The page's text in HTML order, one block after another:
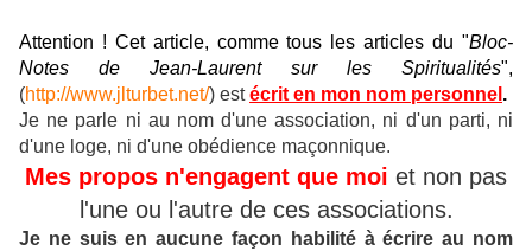
Attention ! Cet article, comme tous les articles du "Bloc-
Notes de Jean-Laurent sur les Spiritualités",
(http://www.jlturbet.net/) estécrit en mon nom personnel .
Je ne parle ni au nom d'une association, ni d'un parti, ni
d'une loge, ni d'une obédience maçonnique.
Mes propos n'engagent que moi et non pas
l'une ou l'autre de ces associations.
Je ne suis en aucune façon habilité à écrire au nom